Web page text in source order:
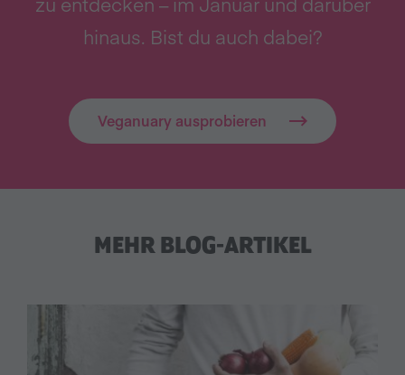
hinaus. Bist du auch dabei?
Veganuary ausprobieren
MEHR BLOG-ARTIKEL